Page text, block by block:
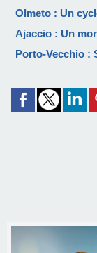
Olmeto : Un
Ajaccio : Un
Porto-Vecchio :